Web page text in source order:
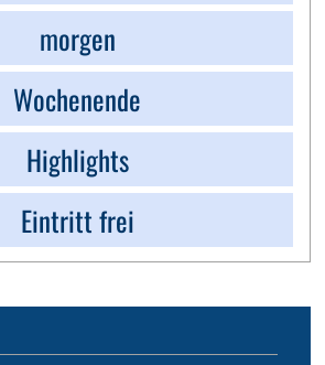
morgen
Wochenende
Highlights
Eintritt frei